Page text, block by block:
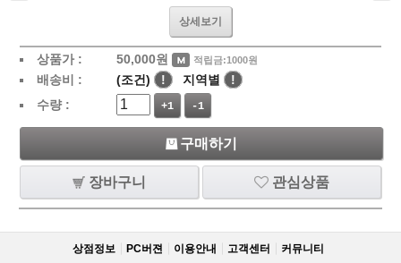
상세보기
상품가 : 50,000원 적립금:1000원
배송비 : (조건) ! 지역별
!
수량 :
+1 -1
구매하기
장바구니 관심상품
상점정보 PC버젼 이용안내 고객센터 커뮤니티